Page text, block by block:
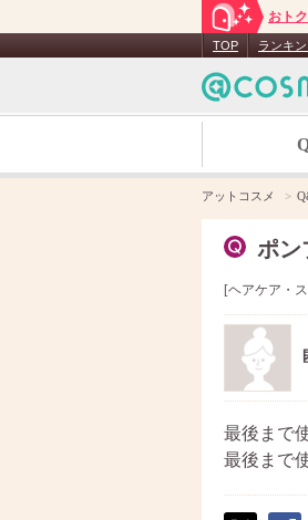
おト
TOP ランキ
アットコスメ
ポン
ヘアケア・
最後まで
最後まで